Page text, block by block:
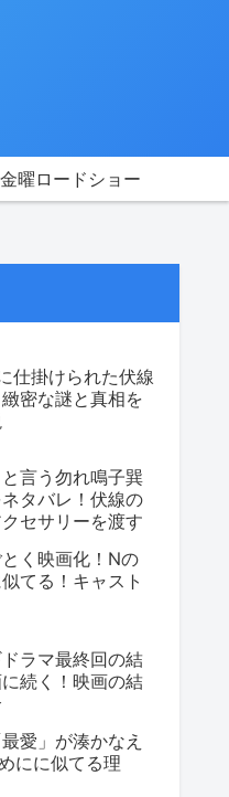
金曜ロードショー
仕掛けられた伏線
密な謎と真相を
と言う勿れ鳴子巽
タバレ！伏線の
セサリーを渡す
く映画化！Nの
てる！キャスト
ラマ最終回の結
続く！映画の結
愛」が湊かなえ
にに似てる理